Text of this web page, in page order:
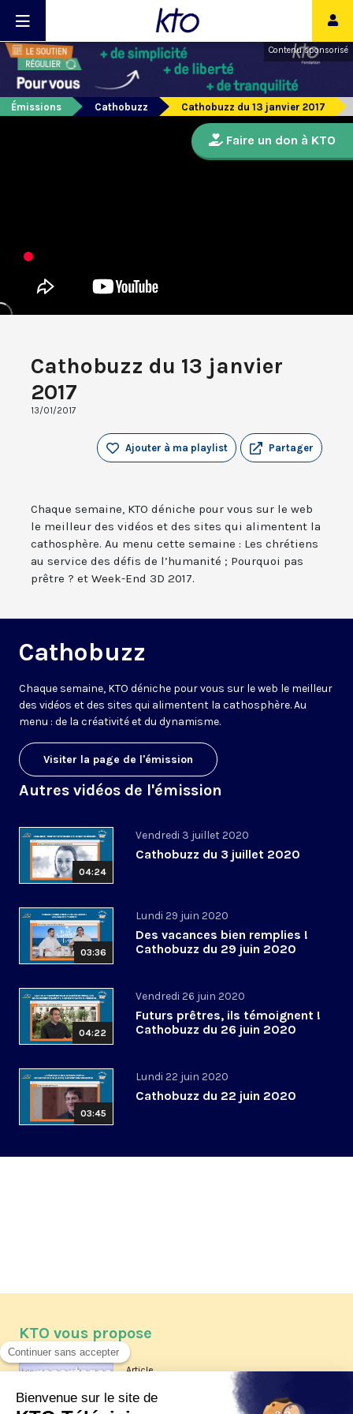
Contenu sponsorisé
Émissions Cathobuzz Cathobuzz du 13 janvier 2017
Cathobuzz du 13 janvier
2017
13/01/2017
Partager
Ajouter à ma playlist
Chaque semaine, KTO déniche pour vous sur le web
le meilleur des vidéos et des sites qui alimentent la
cathosphère. Au menu cette semaine : Les chrétiens
au service des défis de l’humanité ; Pourquoi pas
prêtre ? et Week-End 3D 2017.
Cathobuzz
Chaque semaine, KTO déniche pour vous sur le web le meilleur
des vidéos et des sites qui alimentent la cathosphère. Au
menu : de la créativité et du dynamisme.
Visiter la page de l'émission
Autres vidéos de l'émission
04:24
Vendredi 3 juillet 2020
Cathobuzz du 3 juillet 2020
03:36
Lundi 29 juin 2020
Des vacances bien remplies !
Cathobuzz du 29 juin 2020
04:22
Vendredi 26 juin 2020
Futurs prêtres, ils témoignent !
Cathobuzz du 26 juin 2020
03:45
Lundi 22 juin 2020
Cathobuzz du 22 juin 2020
Faire un don à KTO
KTO vous propose
Article
Les reportages d'été 2026 de KTO